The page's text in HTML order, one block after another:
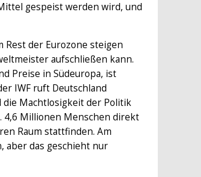
gespeist werden wird, und
Rest der Eurozone steigen
aufschließen kann.
Preise in Südeuropa, ist
IWF ruft Deutschland
Machtlosigkeit der Politik
4,6 Millionen Menschen direkt
Raum stattfinden. Am
aber das geschieht nur